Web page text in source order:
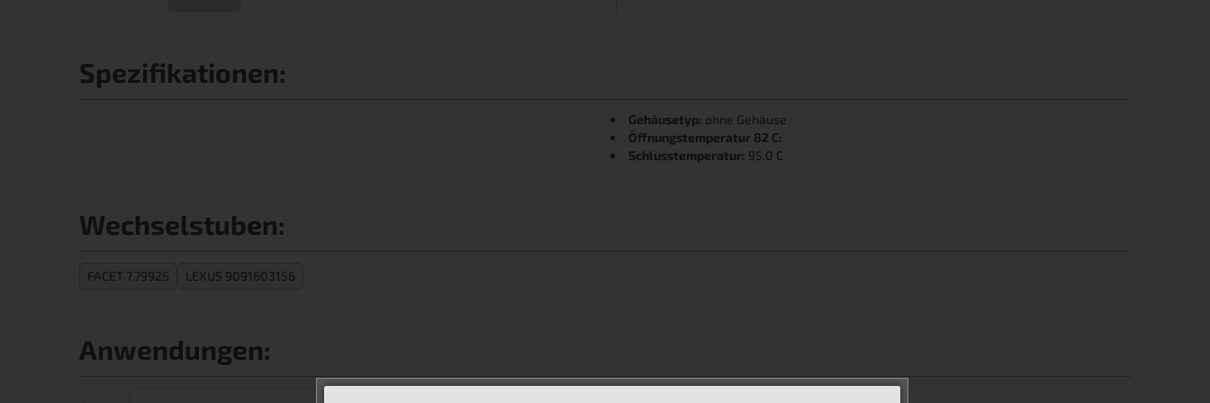
Spezifikationen:
Gehäusetyp: ohne Gehäuse
Öffnungstemperatur 82 C:
Schlusstemperatur: 95.0 C
Wechselstuben:
FACET 7.7992S LEXUS 9091603156
Anwendungen: